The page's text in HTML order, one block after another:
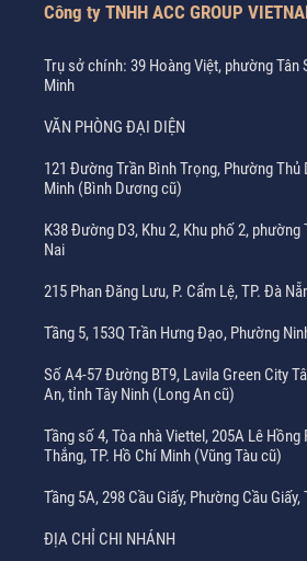
Công ty TNHH ACC GROUP
Trụ sở chính: 39 Hoàng Việt, phường Tân
Minh
VĂN PHÒNG ĐẠI DIỆN
121 Đường Trần Bình Trọng, Phường Thủ
Minh (Bình Dương cũ)
K38 Đường D3, Khu 2, Khu phố 2,
Nai
215 Phan Đăng Lưu, P. Cẩm Lệ, TP. Đà
Tầng 5, 153Q Trần Hưng Đạo, Phường
Số A4-57 Đường BT9, Lavila Green City
An, tỉnh Tây Ninh (Long An cũ)
Tầng số 4, Tòa nhà Viettel, 205A Lê
Thắng, TP. Hồ Chí Minh (Vũng Tàu cũ)
Tầng 5A, 298 Cầu Giấy, Phường Cầu Giấy,
ĐỊA CHỈ CHI NHÁNH